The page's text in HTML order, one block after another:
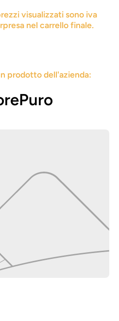
visualizzati sono iva
nel carrello finale.
prodotto dell'azienda: